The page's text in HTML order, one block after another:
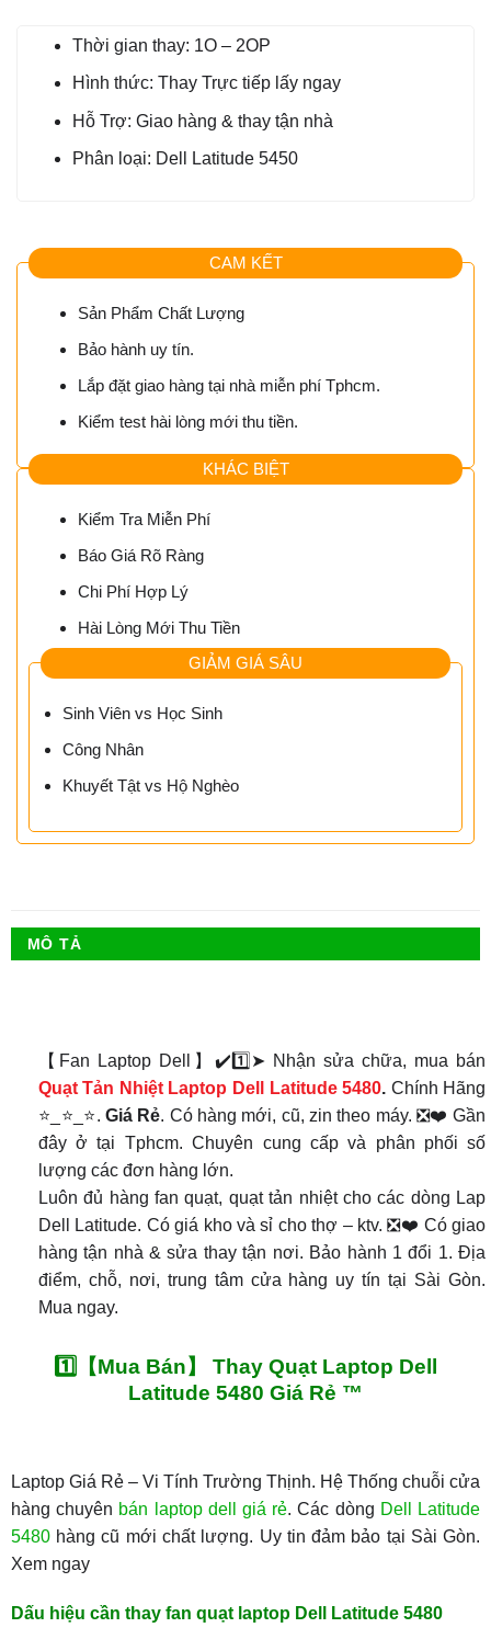
Thời gian thay: 1O – 2OP
Hình thức: Thay Trực tiếp lấy ngay
Hỗ Trợ: Giao hàng & thay tận nhà
Phân loại: Dell Latitude 5450
CAM KẾT
Sản Phẩm Chất Lượng
Bảo hành uy tín.
Lắp đặt giao hàng tại nhà miễn phí Tphcm.
Kiểm test hài lòng mới thu tiền.
KHÁC BIỆT
Kiểm Tra Miễn Phí
Báo Giá Rõ Ràng
Chi Phí Hợp Lý
Hài Lòng Mới Thu Tiền
GIẢM GIÁ SÂU
Sinh Viên vs Học Sinh
Công Nhân
Khuyết Tật vs Hộ Nghèo
MÔ TẢ
【Fan Laptop Dell】✔️1️⃣➤ Nhận sửa chữa, mua bán
Quạt Tản Nhiệt Laptop Dell Latitude 5480. Chính Hãng
⭐_⭐_⭐. Giá Rẻ. Có hàng mới, cũ, zin theo máy. ❎❤️ Gần
đây ở tại Tphcm. Chuyên cung cấp và phân phối số
lượng các đơn hàng lớn.
Luôn đủ hàng fan quạt, quạt tản nhiệt cho các dòng Lap
Dell Latitude. Có giá kho và sỉ cho thợ – ktv. ❎❤️ Có giao
hàng tận nhà & sửa thay tận nơi. Bảo hành 1 đổi 1. Địa
điểm, chỗ, nơi, trung tâm cửa hàng uy tín tại Sài Gòn.
Mua ngay.
1️⃣【Mua Bán】 Thay Quạt Laptop Dell
Latitude 5480 Giá Rẻ ™
Laptop Giá Rẻ – Vi Tính Trường Thịnh. Hệ Thống chuỗi cửa
hàng chuyên bán laptop dell giá rẻ. Các dòng Dell Latitude
5480hàng cũ mới chất lượng. Uy tin đảm bảo tại Sài Gòn.
Xem ngay
Dấu hiệu cần thay fan quạt laptop Dell Latitude 5480